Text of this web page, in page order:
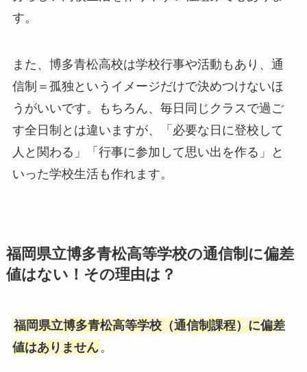
す。
また、博多青松高校は学校行事や活動もあり、通
信制＝孤独というイメージだけで決めつけないほ
うがいいです。もちろん、毎日同じクラスで過ご
す全日制とは違いますが、「必要な日に登校して
人と関わる」「行事に参加して思い出を作る」と
いった学校生活も作れます。
福岡県立博多青松高等学校の通信制に偏差
値はない！その理由は？
福岡県立博多青松高等学校（通信制課程）に偏差
値はありません。